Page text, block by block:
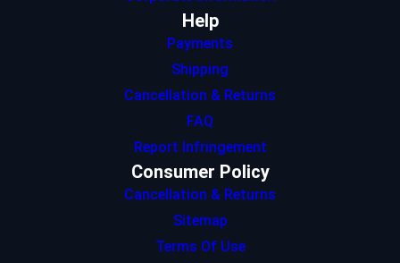
Help
Payments
Shipping
Cancellation & Returns
FAQ
Report Infringement
Consumer Policy
Cancellation & Returns
Sitemap
Terms Of Use